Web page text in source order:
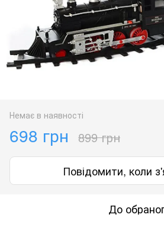
Немає в наявності
698 грн 899 грн
Повідомити, коли
До